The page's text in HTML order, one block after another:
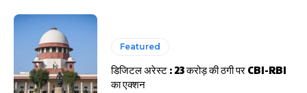
साइबर धोखाधड़ी बैंकिंग में
Featured
डिजिटल अरेस्ट : 23 करोड़ की ठगी पर CBI-RBI
का एक्शन